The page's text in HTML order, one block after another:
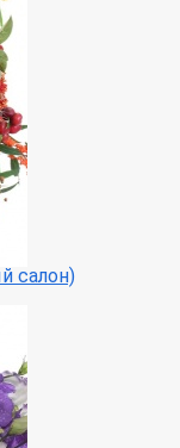
салон)